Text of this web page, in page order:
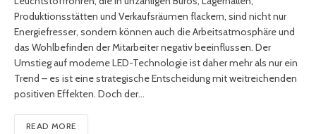
Produktionsstätten und Verkaufsräumen flackern, sind nicht nur
Energiefresser, sondern können auch die Arbeitsatmosphäre und
das Wohlbefinden der Mitarbeiter negativ beeinflussen. Der
Umstieg auf moderne LED-Technologie ist daher mehr als nur ein
Trend – es ist eine strategische Entscheidung mit weitreichenden
positiven Effekten. Doch der…
READ MORE